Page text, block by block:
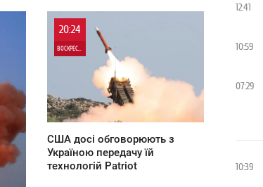
20:24
ВОСКРЕСЕНЬЕ
США досі обговорюють з
Україною передачу їй
технологій Patriot
12:41
10:59
07:29
10:39